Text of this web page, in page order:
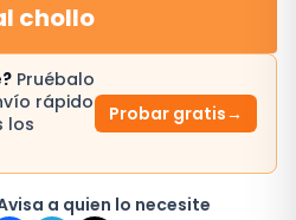
chollo
Pruébalo
rápido
los
Probar gratis→
a quien lo necesite